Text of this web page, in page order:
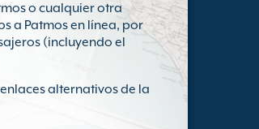
o cualquier otra
a Patmos en línea, por
(incluyendo el
alternativos de la